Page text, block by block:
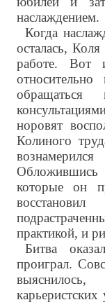
наслаждением.
Когда
осталась,
работе. Вот
норовят
Колиного
Обложившись
которые он
практикой, и
Битва
проиграл.